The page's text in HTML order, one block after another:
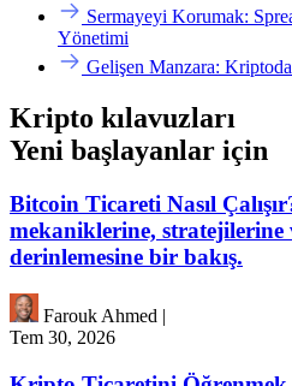
Sermayeyi Korumak:
Yönetimi
Gelişen Manzara:
Kripto kılavuzları
Yeni başlayanlar için
Bitcoin Ticareti Nasıl
mekaniklerine, stratejilerine
derinlemesine bir bakış.
Farouk Ahmed |
Tem 30, 2026